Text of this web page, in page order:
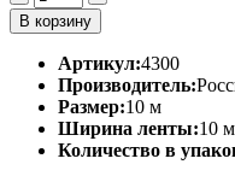
В корзину
Артикул:4300
Производитель:
Размер:10 м
Ширина ленты:10
Количество в